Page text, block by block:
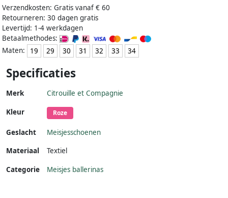
Verzendkosten: Gratis vanaf € 60
Retourneren: 30 dagen gratis
Levertijd: 1-4 werkdagen
Betaalmethodes:
Maten:
19 29 30 31 32 33 34
Specificaties
Merk Citrouille et Compagnie
Kleur Roze
Geslacht
Meisjesschoenen
Materiaal
Textiel
Categorie Meisjes ballerinas